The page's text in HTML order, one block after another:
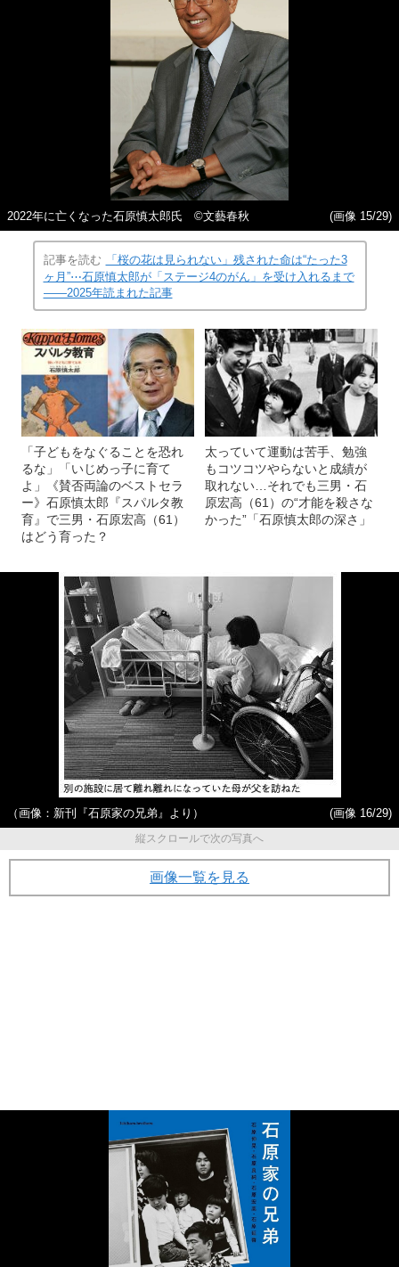
2022年に亡くなった石原慎太郎氏 ©文藝春秋 (画像 15/29)
記事を読む
「桜の花は見られない」残された命は“たった3
ヶ月”⋯石原慎太郎が「ステージ4のがん」を受け入れるまで
――2025年読まれた記事
「子どもをなぐることを恐れ
るな」「いじめっ子に育て
よ」《賛否両論のベストセラ
ー》石原慎太郎『スパルタ教
育』で三男・石原宏高（61）
はどう育った？
太っていて運動は苦手、勉強
もコツコツやらないと成績が
取れない…それでも三男・石
原宏高（61）の“才能を殺さな
かった”「石原慎太郎の深さ」
（画像：新刊『石原家の兄弟』より）
(画像 16/29)
縦スクロールで次の写真へ
画像一覧を見る